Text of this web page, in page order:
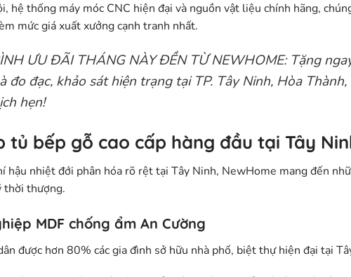
hệ thống máy móc CNC hiện đại và nguồn vật liệu chính hãng,
mức giá xuất xưởng cạnh tranh nhất.
ƯU ĐÃI THÁNG NÀY ĐỀN TỪ NEWHOME:Tặng
đo đạc, khảo sát hiện trạng tại TP. Tây Ninh, Hòa
hẹn!
tủ bếp gỗ cao cấp hàng đầu tại Tây
nhiệt đới phân hóa rõ rệt tại Tây Ninh, NewHome mang đến
thời thượng.
MDF chống ẩm An Cường
được hơn 80% các gia đình sở hữu nhà phố, biệt thự hiện đại tại